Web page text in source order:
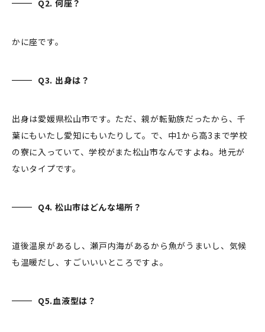
Q2. 何座？
かに座です。
Q3. 出身は？
出身は愛媛県松山市です。ただ、親が転勤族だったから、千
葉にもいたし愛知にもいたりして。で、中1から高3まで学校
の寮に入っていて、学校がまた松山市なんですよね。地元が
ないタイプです。
Q4. 松山市はどんな場所？
道後温泉があるし、瀬戸内海があるから魚がうまいし、気候
も温暖だし、すごいいいところですよ。
Q5.血液型は？